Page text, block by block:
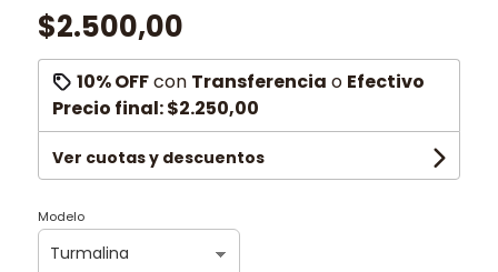
$2.500,00
10% OFFcon Transferencia o Efectivo
Precio final:$2.250,00
Ver cuotas y descuentos
Modelo